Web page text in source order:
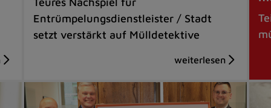
Entrümpelungsdienstleister / Stadt
setzt verstärkt auf Mülldetektive